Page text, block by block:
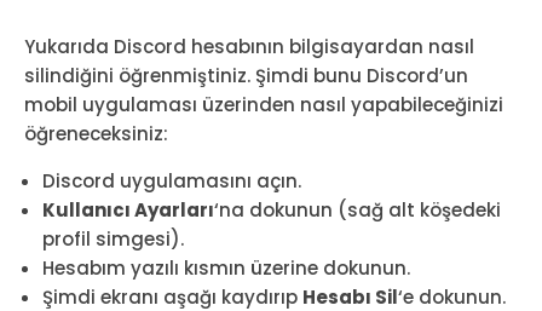
Yukarıda Discord hesabının bilgisayardan nasıl
silindiğini öğrenmiştiniz. Şimdi bunu Discord’un
mobil uygulaması üzerinden nasıl yapabileceğinizi
öğreneceksiniz:
Discord uygulamasını açın.
Kullanıcı Ayarları‘na dokunun (sağ alt köşedeki
profil simgesi).
Hesabım yazılı kısmın üzerine dokunun.
Şimdi ekranı aşağı kaydırıp Hesabı Sil‘e dokunun.